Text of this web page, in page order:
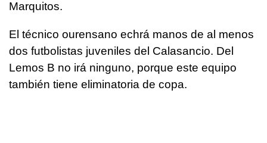
Marquitos.
El técnico ourensano echrá manos de al menos
dos futbolistas juveniles del Calasancio. Del
Lemos B no irá ninguno, porque este equipo
también tiene eliminatoria de copa.